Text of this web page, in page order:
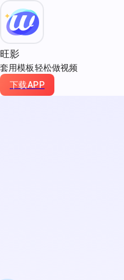
旺影
套用模板轻松做视频
下载APP